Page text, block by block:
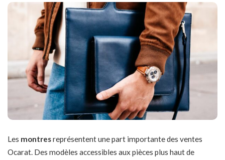
Les montresreprésentent une part importante des ventes
Ocarat. Des modèles accessibles aux pièces plus haut de